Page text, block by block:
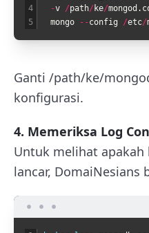
4
5
-v /path/ ke/mongod .
mongo
--config /etc/
Ganti /path/ke/
konfigurasi.
4. Memeriksa Log
Untuk melihat
lancar, DomaiNesians